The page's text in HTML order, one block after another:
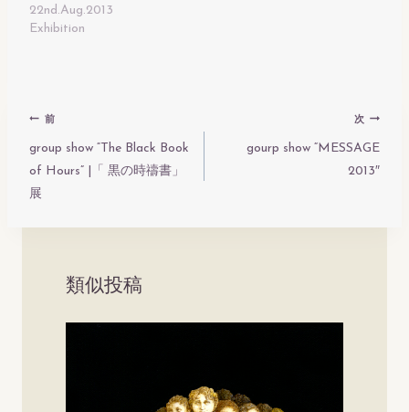
22nd.Aug.2013
Exhibition
投
稿
ナ
ビ
ゲ
前
group show “The Black Book
of Hours” |「 黒の時禱書」
展
次
gourp show “MESSAGE
2013″
類似投稿